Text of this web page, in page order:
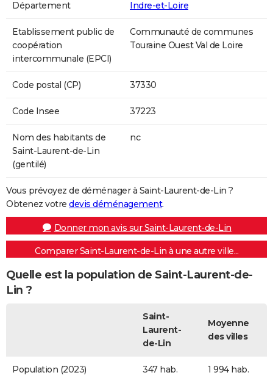
Département Indre-et-Loire
Etablissement public de
coopération
intercommunale (EPCI)
Communauté de communes
Touraine Ouest Val de Loire
Code postal (CP) 37330
Code Insee 37223
Nom des habitants de
Saint-Laurent-de-Lin
(gentilé)
nc
Vous prévoyez de déménager à Saint-Laurent-de-Lin ?
Obtenez votre devis déménagement.
Donner mon avis sur Saint-Laurent-de-Lin
Comparer Saint-Laurent-de-Lin à une autre ville...
Quelle est la population de Saint-Laurent-de-
Lin ?
Saint-
Laurent-
de-Lin
Moyenne
des villes
Population (2023) 347 hab. 1 994 hab.